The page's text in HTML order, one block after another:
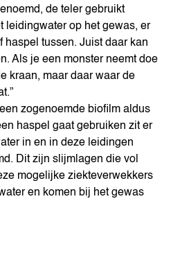
de teler gebruikt
leidingwater op het gewas, er
haspel tussen. Juist daar kan
Als je een monster neemt doe
kraan, maar daar waar de
zogenoemde biofilm aldus
haspel gaat gebruiken zit er
in en in deze leidingen
Dit zijn slijmlagen die vol
mogelijke ziekteverwekkers
en komen bij het gewas